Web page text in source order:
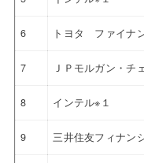
6 トヨタ ファイナ
7 ＪＰモルガン・チ
8 インテル※１
9 三井住友フィナン